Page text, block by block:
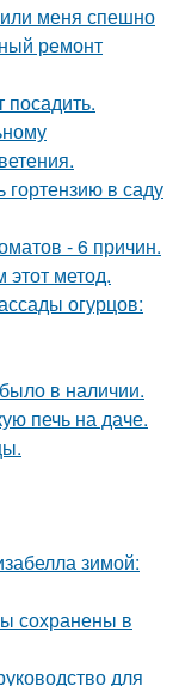
меня спешно
ремонт
посадить.
гортензию в саду
- 6 причин.
метод.
огурцов:
в наличии.
печь на даче.
зимой:
сохранены в
для